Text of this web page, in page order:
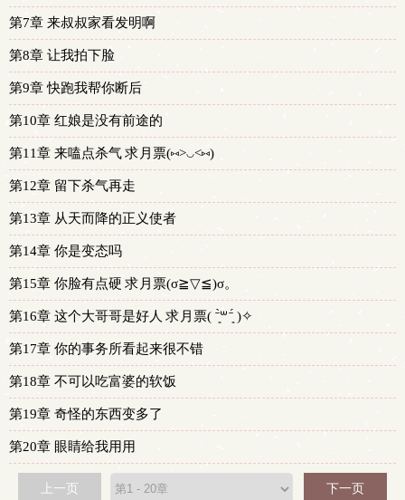
第7章 来叔叔家看发明啊
第8章 让我拍下脸
第9章 快跑我帮你断后
第10章 红娘是没有前途的
第11章 来嗑点杀气 求月票(⑅˃◡˂⑅)
第12章 留下杀气再走
第13章 从天而降的正义使者
第14章 你是变态吗
第15章 你脸有点硬 求月票(σ≧︎▽︎≦︎)σ。
第16章 这个大哥哥是好人 求月票( ˉ͈̀꒳ˉ͈́ )✧
第17章 你的事务所看起来很不错
第18章 不可以吃富婆的软饭
第19章 奇怪的东西变多了
第20章 眼睛给我用用
上一页 下一页